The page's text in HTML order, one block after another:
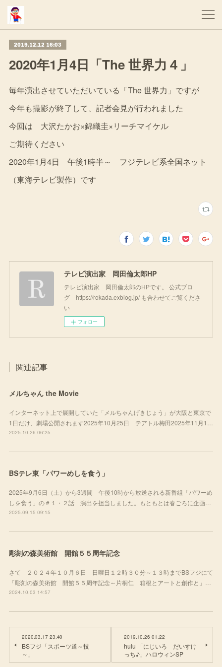
2019.12.12 16:03
2020年1月4日「The 世界力４」
毎年演出させていただいている「The 世界力」ですが
今年も撮影が終了して、記者会見が行われました
今回は 大沢たかお×錦織圭×リーチマイケル
ご期待ください
2020年1月4日 午後1時半～ フジテレビ系全国ネット
（東海テレビ製作）です
テレビ演出家 岡田倫太郎HP
テレビ演出家 岡田倫太郎のHPです。 公式ブロ
グ https://rokada.exblog.jp/ も合わせてご覧くださ
い
フォロー
関連記事
メルちゃん the Movie
インターネット上で展開していた「メルちゃんげきじょう」が大阪と東京で
1日だけ、劇場公開されます2025年10月25日 テアトル梅田2025年11月1…
2025.10.26 06:25
BSテレ東「パワーめしを食う」
2025年9月6日（土）から3週間 午後10時から放送される新番組「パワーめ
しを食う」の＃１・２話 演出を担当しました。もともとは春ごろに企画…
2025.09.15 09:15
彫刻の森美術館 開館５５周年記念
さて ２０２４年１０月６日 日曜日１２時３０分～１３時までBSフジにて
「彫刻の森美術館 開館５５周年記念～片桐仁 箱根とアートと創作と」…
2024.10.03 14:57
2020.03.17 23:40
BSフジ「スポーツ道～技
～」
2019.10.26 01:22
hulu 「にじいろ だいすけ
っち♪」ハロウィンSP